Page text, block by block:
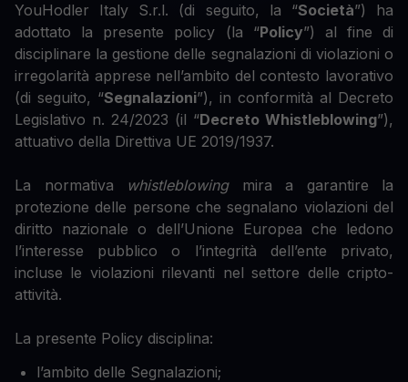
YouHodler Italy S.r.l. (di seguito, la “Società”) ha
adottato la presente policy (la “Policy”) al fine di
disciplinare la gestione delle segnalazioni di violazioni o
irregolarità apprese nell’ambito del contesto lavorativo
(di seguito, “Segnalazioni”), in conformità al Decreto
Legislativo n. 24/2023 (il “Decreto Whistleblowing”),
attuativo della Direttiva UE 2019/1937.
La normativa whistleblowingmira a garantire la
protezione delle persone che segnalano violazioni del
diritto nazionale o dell’Unione Europea che ledono
l’interesse pubblico o l’integrità dell’ente privato,
incluse le violazioni rilevanti nel settore delle cripto-
attività.
La presente Policy disciplina:
l’ambito delle Segnalazioni;